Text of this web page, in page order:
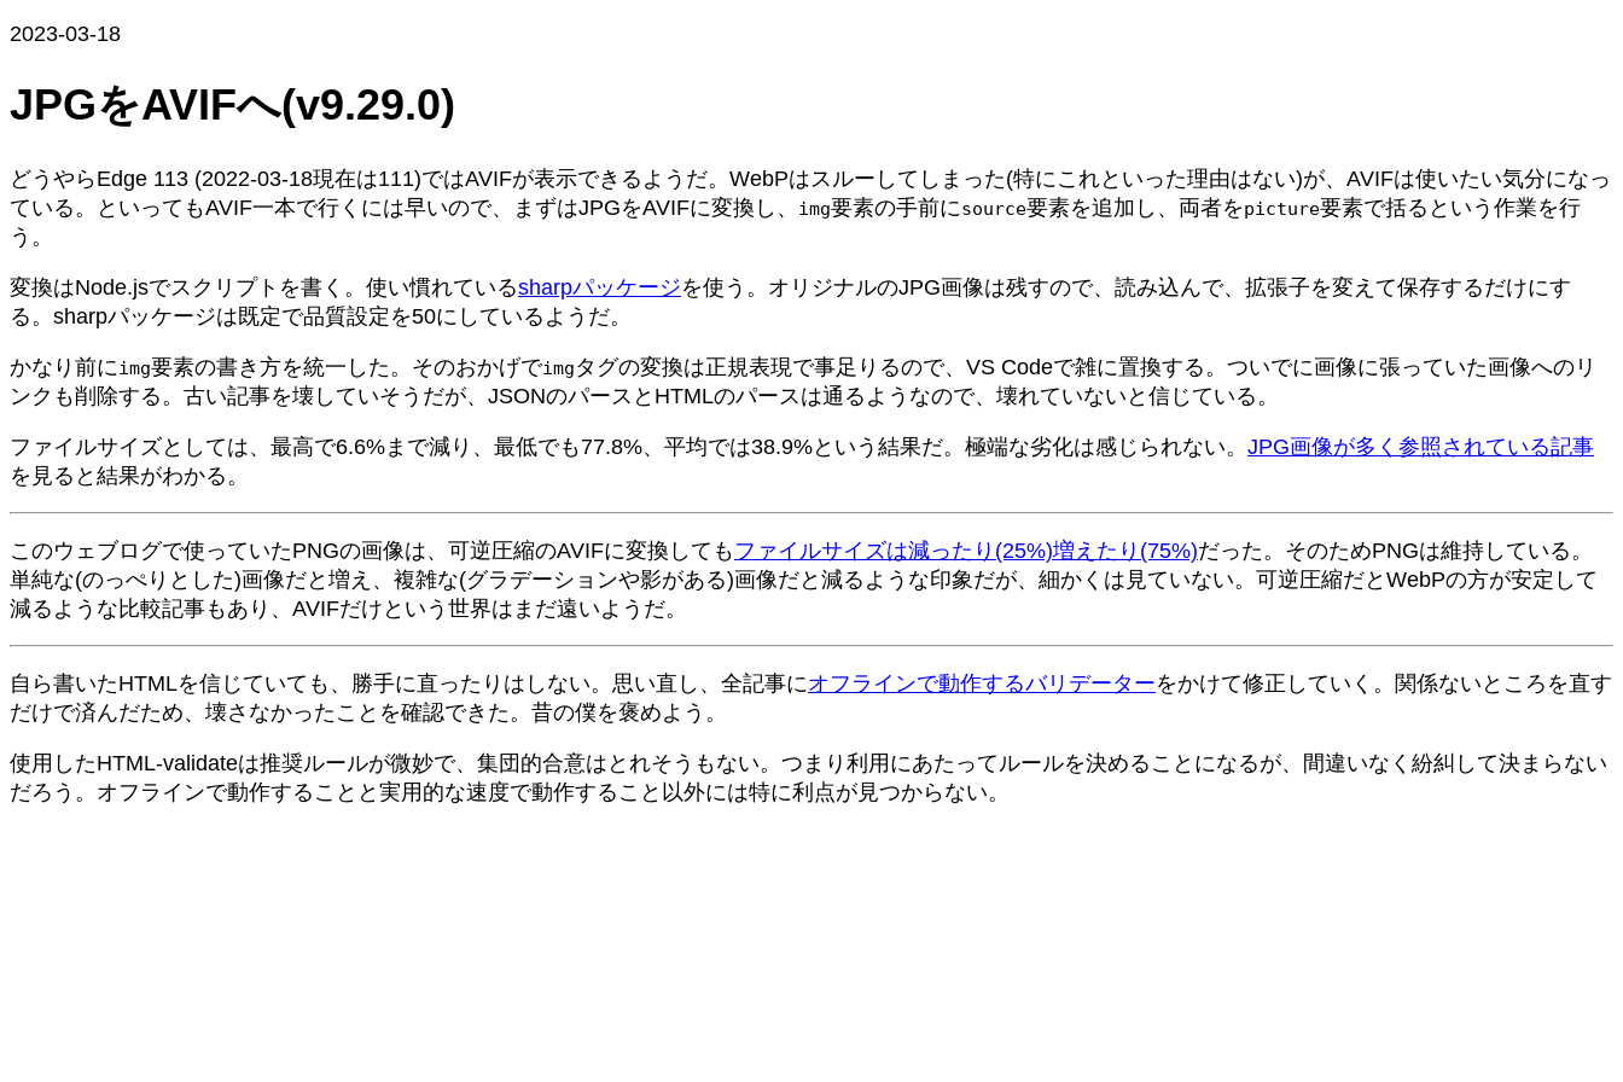
2023-03-18
JPGをAVIFへ(v9.29.0)
どうやらEdge 113 (2022-03-18現在は111)ではAVIFが表示できるようだ。WebPはスルーしてしまった(特にこれといった理由はない)が、AVIFは使いたい気分になっ
ている。といってもAVIF一本で行くには早いので、まずはJPGをAVIFに変換し、
img要素の手前にsource要素を追加し、両者をpicture要素で括るという作業を行
う。
変換はNode.jsでスクリプトを書く。使い慣れているsharpパッケージを使う。オリジナルのJPG画像は残すので、読み込んで、拡張子を変えて保存するだけにす
る。sharpパッケージは既定で品質設定を50にしているようだ。
かなり前にimg要素の書き方を統一した。そのおかげでimgタグの変換は正規表現で事足りるので、VS Codeで雑に置換する。ついでに画像に張っていた画像へのリ
ンクも削除する。古い記事を壊していそうだが、JSONのパースとHTMLのパースは通るようなので、壊れていないと信じている。
ファイルサイズとしては、最高で6.6%まで減り、最低でも77.8%、平均では38.9%という結果だ。極端な劣化は感じられない。 JPG画像が多く参照されている記事
を見ると結果がわかる。
このウェブログで使っていたPNGの画像は、可逆圧縮のAVIFに変換しても ファイルサイズは減ったり(25%)増えたり(75%)だった。そのためPNGは維持している。
単純な(のっぺりとした)画像だと増え、複雑な(グラデーションや影がある)画像だと減るような印象だが、細かくは見ていない。可逆圧縮だとWebPの方が安定して
減るような比較記事もあり、AVIFだけという世界はまだ遠いようだ。
自ら書いたHTMLを信じていても、勝手に直ったりはしない。思い直し、全記事にオフラインで動作するバリデーターをかけて修正していく。関係ないところを直す
だけで済んだため、壊さなかったことを確認できた。昔の僕を褒めよう。
使用したHTML-validateは推奨ルールが微妙で、集団的合意はとれそうもない。つまり利用にあたってルールを決めることになるが、間違いなく紛糾して決まらない
だろう。オフラインで動作することと実用的な速度で動作すること以外には特に利点が見つからない。